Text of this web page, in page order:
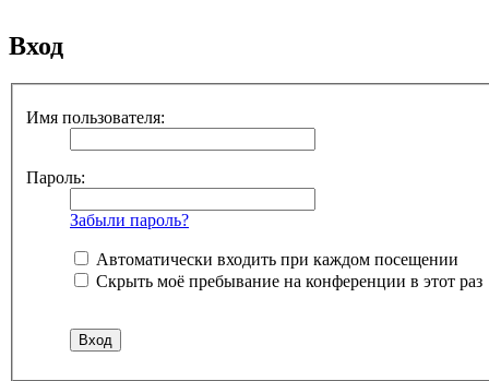
Вход
Имя пользователя:
Пароль:
Забыли пароль?
Автоматически входить при каждом посещении
Скрыть моё пребывание на конференции в этот раз